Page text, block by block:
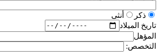
ذكر
أنثى
تاريخ الميلاد
المؤهل
التخصص: